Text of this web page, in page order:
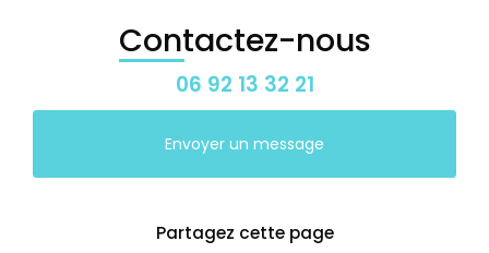
Contactez-nous
06 92 13 32 21
Envoyer un message
Partagez cette page